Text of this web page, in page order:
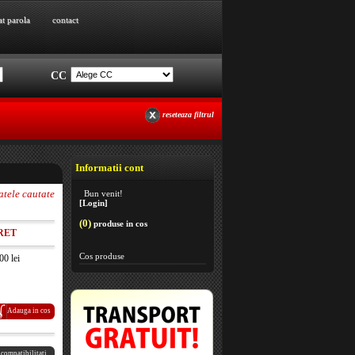
parola
parola contact
contact
CC
reseteaza filtrul
cautate
lei
Adauga in cos
Informatii cont
Bun venit!
[Login]
(0)produse in cos
Cos produse